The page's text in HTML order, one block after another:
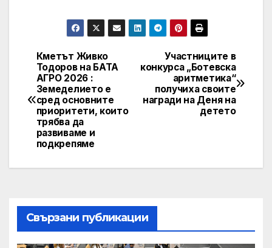
Post
navigation
Участниците в
конкурса „Ботевска
аритметика“
получиха своите
награди на Деня на
детето
Кметът Живко
Тодоров на БАТА
АГРО 2026 :
Земеделието е
сред основните
приоритети, които
трябва да
развиваме и
подкрепяме
Свързани публикации